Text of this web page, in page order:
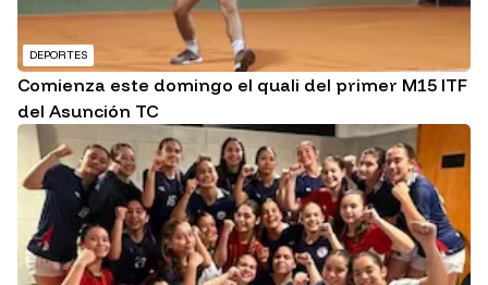
DEPORTES
Comienza este domingo el quali del primer M15 ITF
del Asunción TC